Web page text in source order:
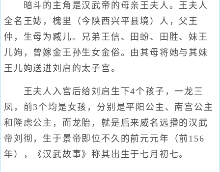
暗斗的主角是汉武帝的母亲王夫人。王夫人
全名王娡，槐里（今陕西兴平县境）人，父王
仲，生母为臧儿。兄弟王信、田蚡、田胜、妹王
儿姁，曾嫁金王孙生女金俗。由其母将她与其妹
王儿姁送进刘启的太子宫。
王夫人入宫后给刘启生下4个孩子，一龙三
凤，前3个均是女孩，分别是平阳公主、南宫公主
和隆虑公主，而龙胎，就是后来威名远播的汉武
帝刘彻，生于景帝即位不久的前元元年（前156
年），《汉武故事》称其出生于七月初七。